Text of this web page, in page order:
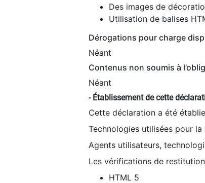
Des images de
Utilisation de balises
Dérogations pour charge
Néant
Contenus non soumis à
Néant
- Établissement de cette
Cette déclaration a été
Technologies utilisées pour
Agents utilisateurs,
Les vérifications de
HTML 5